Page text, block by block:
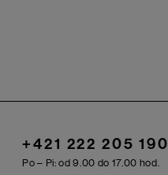
+421 222 205 190
Po – Pi: od 9.00 do 17.00 hod.